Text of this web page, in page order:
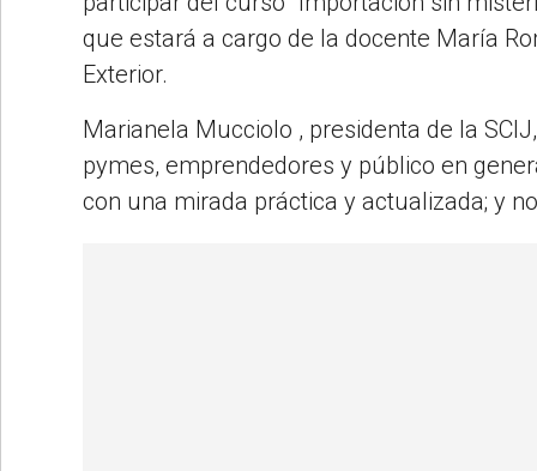
que estará a cargo de la docente María
Exterior.
Marianela Mucciolo , presidenta de la
pymes, emprendedores y público en
con una mirada práctica y actualizada; y